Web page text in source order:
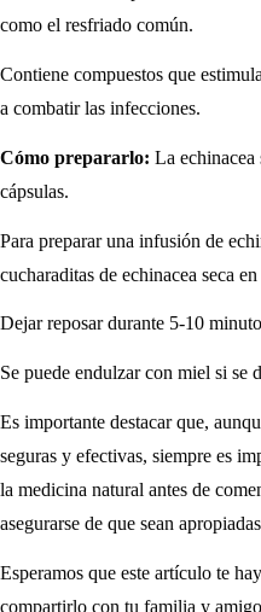
como el resfriado común.
Contiene compuestos que
a combatir las infecciones.
Cómo prepararlo: La echinacea
cápsulas.
Para preparar una infusión de
cucharaditas de echinacea seca
Dejar reposar durante 5-10
Se puede endulzar con miel si se
Es importante destacar que,
seguras y efectivas, siempre es
la medicina natural antes de
asegurarse de que sean
Esperamos que este artículo te
compartirlo con tu familia y